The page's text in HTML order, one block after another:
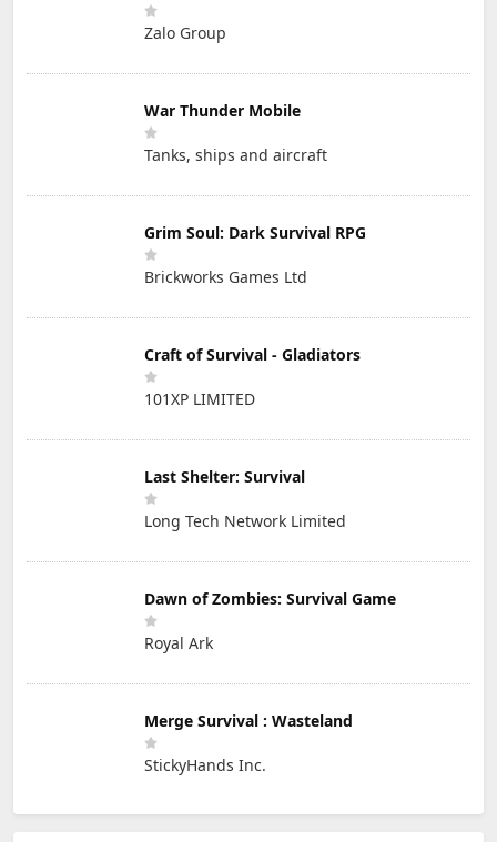
Zalo Group
War Thunder Mobile
Tanks, ships and aircraft
Grim Soul: Dark Survival RPG
Brickworks Games Ltd
Craft of Survival - Gladiators
101XP LIMITED
Last Shelter: Survival
Long Tech Network Limited
Dawn of Zombies: Survival Game
Royal Ark
Merge Survival : Wasteland
StickyHands Inc.